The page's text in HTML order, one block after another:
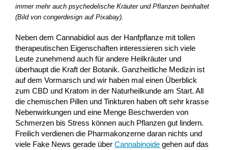
immer mehr auch psychedelische Kräuter und Pflanzen beinhaltet
(Bild von congerdesign auf Pixabay).
Neben dem Cannabidiol aus der Hanfpflanze mit tollen
therapeutischen Eigenschaften interessieren sich viele
Leute zunehmend auch für andere Heilkräuter und
überhaupt die Kraft der Botanik. Ganzheitliche Medizin ist
auf dem Vormarsch und wir haben mal einen Überblick
zum CBD und Kratom in der Naturheilkunde am Start. All
die chemischen Pillen und Tinkturen haben oft sehr krasse
Nebenwirkungen und eine Menge Beschwerden von
Schmerzen bis Stress können auch Pflanzen gut lindern.
Freilich verdienen die Pharmakonzerne daran nichts und
viele Fake News gerade über Cannabinoide gehen auf das